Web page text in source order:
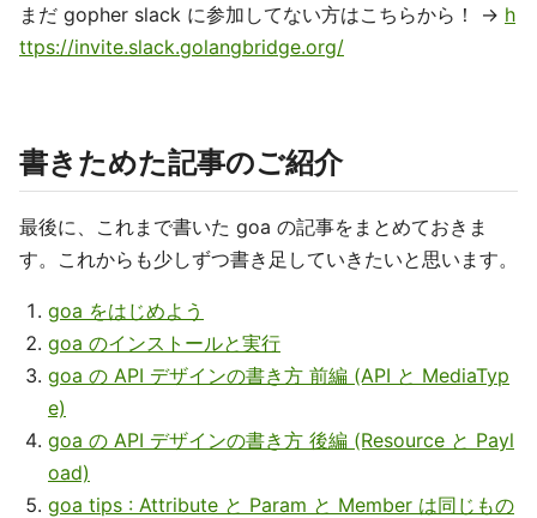
まだ gopher slack に参加してない方はこちらから！ → h
ttps://invite.slack.golangbridge.org/
書きためた記事のご紹介
最後に、これまで書いた goa の記事をまとめておきま
す。これからも少しずつ書き足していきたいと思います。
goa をはじめよう
goa のインストールと実行
goa の API デザインの書き方 前編 (API と MediaTyp
e)
goa の API デザインの書き方 後編 (Resource と Payl
oad)
goa tips : Attribute と Param と Member は同じもの